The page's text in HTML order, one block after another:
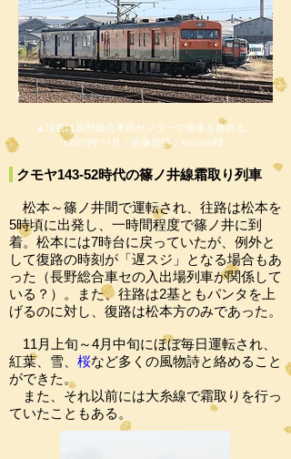
▲現在は長野総合車両センターで操車を務める。
（2019年11月／画像提供：Kerorin様）
クモヤ143-52時代の篠ノ井線霜取り列車
松本～篠ノ井間で運転され、往路は松本を
5時頃に出発し、一時間程度で篠ノ井に到
着。松本には7時台に戻っていたが、例外と
して復路の時刻が「遅スジ」となる場合もあ
った（長野総合車セの入出場列車が関係して
いる？）。また、往路は2基ともパンタを上
げるのに対し、復路は松本方のみであった。
11月上旬～4月中旬にほぼ毎日運転され、
紅葉、雪、 桜など多くの風物詩と絡めること
ができた。
​​ また、それ以前には大糸線で霜取りを行っ
ていたこともある。